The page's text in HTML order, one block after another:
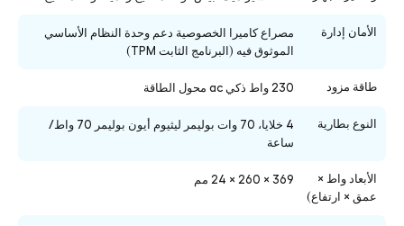
الأمان إدارة
مصراع كاميرا الخصوصية دعم وحدة النظام الأساسي
الموثوق فيه (البرنامج الثابت TPM)
طاقة مزود 230 واط ذكي ac محول الطاقة
النوع بطارية
4 خلايا، 70 وات بوليمر ليثيوم أيون بوليمر 70 واط/
ساعة
الأبعاد واط ×
عمق × ارتفاع)
369 × 260 × 24 مم